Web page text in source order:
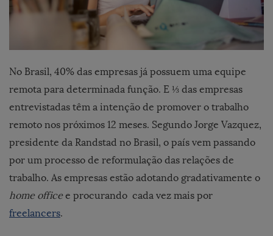
No Brasil, 40% das empresas já possuem uma equipe
remota para determinada função. E ⅓ das empresas
entrevistadas têm a intenção de promover o trabalho
remoto nos próximos 12 meses. Segundo Jorge Vazquez,
presidente da Randstad no Brasil, o país vem passando
por um processo de reformulação das relações de
trabalho. As empresas estão adotando gradativamente o
home officee procurando cada vez mais por
freelancers.